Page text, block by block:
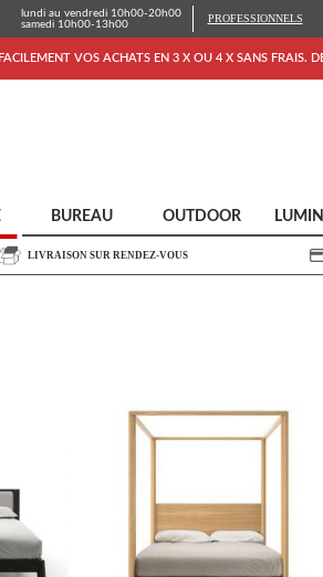
lundi au vendredi 10h00-20h00
samedi 10h00-13h00
PROFESSIONNELS
VOS ACHATS EN 3 X OU 4 X SANS FRAIS.
BUREAU OUTDOOR
LIVRAISON SUR RENDEZ-VOUS